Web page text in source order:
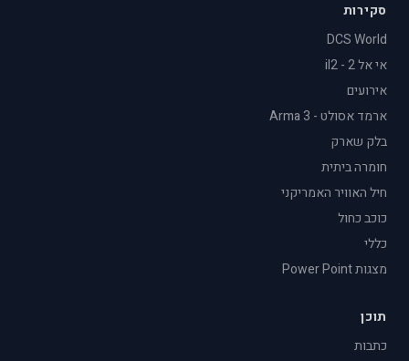
סקירות
DCS World
אי אל 2 - il2
אירועים
ארמד אסולט - Arma 3
בלק שארק
חומרה ביתית
חיל האוויר האמריקני
כוכב כחול
כללי
מצגות Power Point
תוכן
כתבות